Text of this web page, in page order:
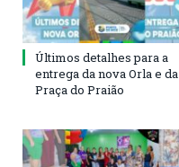
Últimos detalhes para a
entrega da nova Orla e da
Praça do Praião